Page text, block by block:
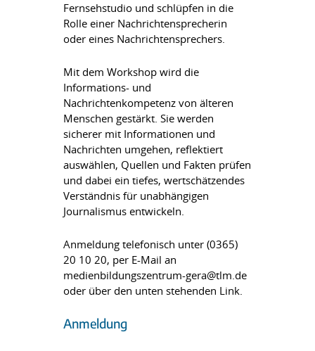
Fernsehstudio und schlüpfen in die
Rolle einer Nachrichtensprecherin
oder eines Nachrichtensprechers.
Mit dem Workshop wird die
Informations- und
Nachrichtenkompetenz von älteren
Menschen gestärkt. Sie werden
sicherer mit Informationen und
Nachrichten umgehen, reflektiert
auswählen, Quellen und Fakten prüfen
und dabei ein tiefes, wertschätzendes
Verständnis für unabhängigen
Journalismus entwickeln.
Anmeldung telefonisch unter (0365)
20 10 20, per E-Mail an
medienbildungszentrum-gera@tlm.de
oder über den unten stehenden Link.
Anmeldung